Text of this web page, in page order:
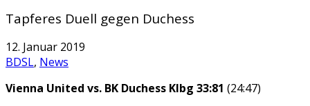
Tapferes Duell gegen Duchess
12. Januar 2019
BDSL, News
Vienna United vs. BK Duchess Klbg 33:81 (24:47)